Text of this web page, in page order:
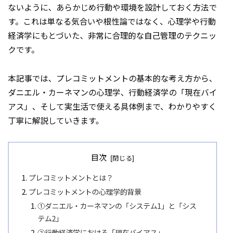
ないように、あらかじめ行動や環境を設計しておく方法で
す。これは単なる気合いや根性論ではなく、心理学や行動
経済学にもとづいた、非常に合理的な自己管理のテクニッ
クです。
本記事では、プレコミットメントの基本的な考え方から、
ダニエル・カーネマンの心理学、行動経済学の「現在バイ
アス」、そして実生活で使える具体例まで、わかりやすく
丁寧に解説していきます。
目次
プレコミットメントとは？
プレコミットメントの心理学的背景
①ダニエル・カーネマンの「システム1」と「シス
テム2」